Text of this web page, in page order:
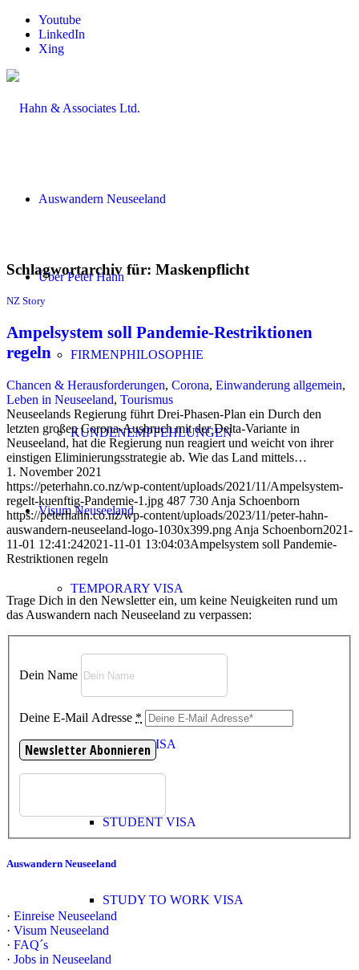
Youtube
LinkedIn
Xing
Auswandern Neuseeland
Über Peter Hahn
FIRMENPHILOSOPHIE
KUNDENEMPFEHLUNGEN
Visum Neuseeland
TEMPORARY VISA
WORK VISA
STUDENT VISA
STUDY TO WORK VISA
Schlagwortarchiv für: Maskenpflicht
NZ Story
Ampelsystem soll Pandemie-Restriktionen
regeln
Chancen & Herausforderungen, Corona, Einwanderung allgemein,
Leben in Neuseeland, Tourismus
Neuseelands Regierung führt Drei-Phasen-Plan ein Durch den
letzten großen Corona-Ausbruch mit der Delta-Variante in
Neuseeland, hat die Regierung nun reagiert und weicht von ihrer
einstigen Eliminierungsstrategie ab. Wie das Land mittels…
1. November 2021
https://peterhahn.co.nz/wp-content/uploads/2021/11/Ampelsystem-
regelt-kuenftig-Pandemie-1.jpg 487 730 Anja Schoenborn
https://peterhahn.co.nz/wp-content/uploads/2023/11/peter-hahn-
auswandern-neuseeland-logo-1030x399.png Anja Schoenborn2021-
11-01 12:41:242021-11-01 13:04:03Ampelsystem soll Pandemie-
Restriktionen regeln
Trage Dich in den Newsletter ein, um keine Neuigkeiten rund um
das Auswandern nach Neuseeland zu verpassen:
Dein Name
Deine E-Mail Adresse *
Auswandern Neuseeland
· Einreise Neuseeland
· Visum Neuseeland
· FAQ´s
· Jobs in Neuseeland